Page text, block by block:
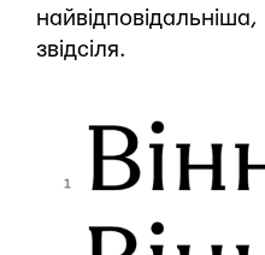
звідсіля.